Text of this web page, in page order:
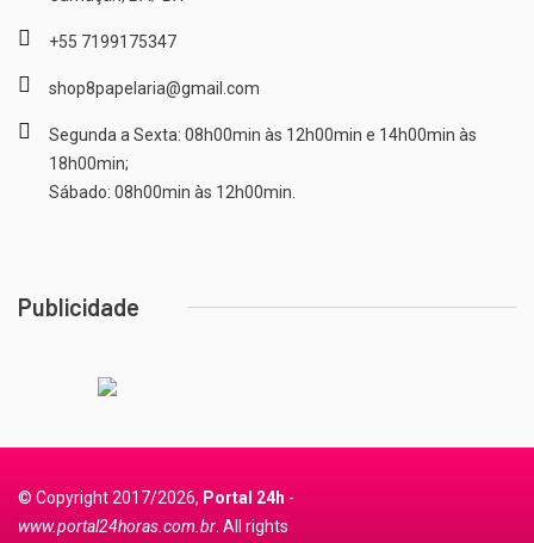
+55 7199175347
shop8papelaria@gmail.com
Segunda a Sexta: 08h00min às 12h00min e 14h00min às
18h00min;
Sábado: 08h00min às 12h00min.
Publicidade
© Copyright 2017/2026, Portal 24h -
www.portal24horas.com.br . All rights